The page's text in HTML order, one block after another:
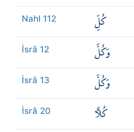
Nahl 112 كُلِّ
İsrâ 12 وَكُلَّ
İsrâ 13 وَكُلَّ
İsrâ 20 كُلًّا